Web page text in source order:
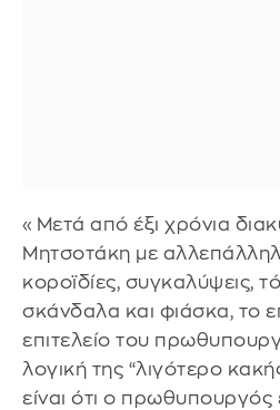
«Μετά από έξι χρόνια
Μητσοτάκη με
κοροϊδίες, συγκαλύψεις,
σκάνδαλα και φιάσκα, το
επιτελείο του
λογική της “λιγότερο
είναι ότι ο πρωθυπουργός